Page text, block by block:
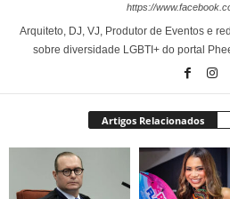
https://
Arquiteto, DJ, VJ, Produtor de Eventos e
sobre diversidade LGBTI+ do portal
Artigos Relacionados